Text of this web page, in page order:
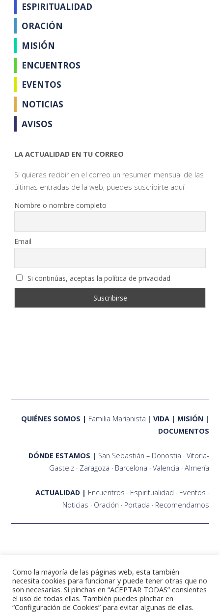
ESPIRITUALIDAD
ORACIÓN
MISIÓN
ENCUENTROS
EVENTOS
NOTICIAS
AVISOS
LA ACTUALIDAD EN TU CORREO
Si quieres recibir en el correo un resumen mensual de las
últimas entradas de la web, puedes suscribirte aquí
Nombre o nombre completo
Email
Si continúas, aceptas la política de privacidad
QUIÉNES SOMOS Familia Marianista VIDA
MISIÓN
DOCUMENTOS
DÓNDE ESTAMOS San Sebastián – Donostia
Vitoria-
Gasteiz
Zaragoza Barcelona Valencia Almería
ACTUALIDAD Encuentros Espiritualidad
Eventos
Noticias
Oración Portada Recomendamos
©2021 Fraternidades Marianistas Zaragoza
Como la mayoría de las páginas web, esta también
necesita cookies para funcionar y puede tener otras que no
son necesarias. Si pinchas en “ACEPTAR TODAS” consientes
el uso de todas ellas. También puedes pinchar en
“Configuración de Cookies” para evitar algunas de ellas.